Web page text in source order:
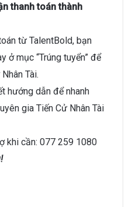
thanh toán thành
từ TalentBold, bạn
ở mục “Trúng tuyển” để
Tài.
hướng dẫn để nhanh
gia Tiến Cử Nhân Tài
khi cần: 077 259 1080